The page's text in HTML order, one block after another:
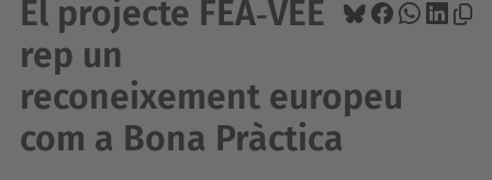
El projecte FEA‑VEE
rep un
reconeixement europeu
com a Bona Pràctica